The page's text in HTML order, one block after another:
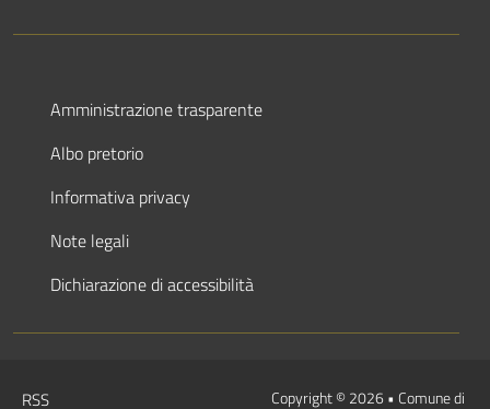
Amministrazione trasparente
Albo pretorio
Informativa privacy
Note legali
Dichiarazione di accessibilità
RSS Copyright © 2026 • Comune di